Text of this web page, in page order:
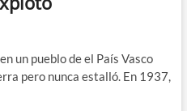
un pueblo de el País Vasco
pero nunca estalló. En 1937,